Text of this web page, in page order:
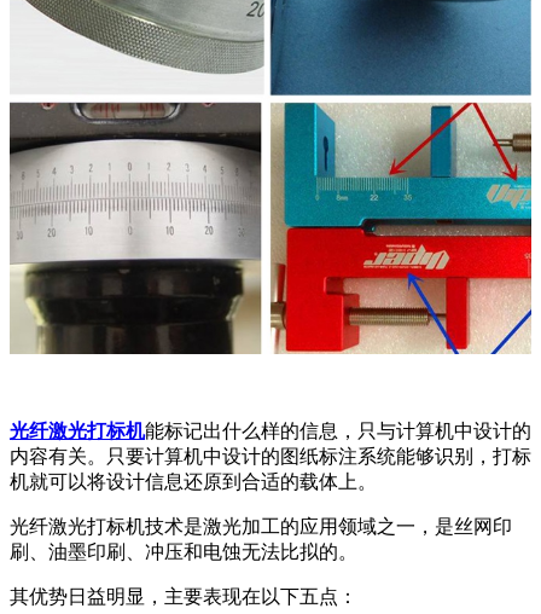
光纤激光打标机能标记出什么样的信息，只与计算机中设计的
内容有关。只要计算机中设计的图纸标注系统能够识别，打标
机就可以将设计信息还原到合适的载体上。
光纤激光打标机技术是激光加工的应用领域之一，是丝网印
刷、油墨印刷、冲压和电蚀无法比拟的。
其优势日益明显，主要表现在以下五点：